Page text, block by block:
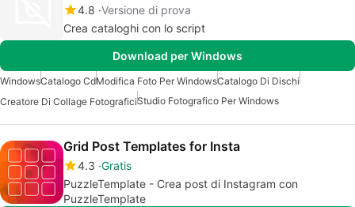
4.8 Versione di prova
Crea cataloghi con lo script
Download per Windows
WindowsCatalogo CdModifica Foto Per WindowsCatalogo Di Dischi
Creatore Di Collage FotograficiStudio Fotografico Per Windows
Grid Post Templates for Insta
4.3 Gratis
PuzzleTemplate - Crea post di Instagram con
PuzzleTemplate